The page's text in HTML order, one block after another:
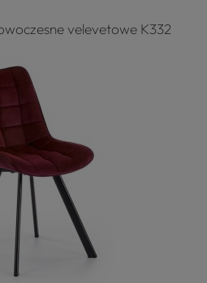
velevetowe K332